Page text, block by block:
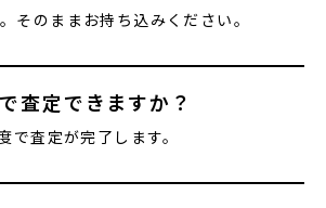
そのままお持ち込みください。
査定できますか？
査定が完了します。